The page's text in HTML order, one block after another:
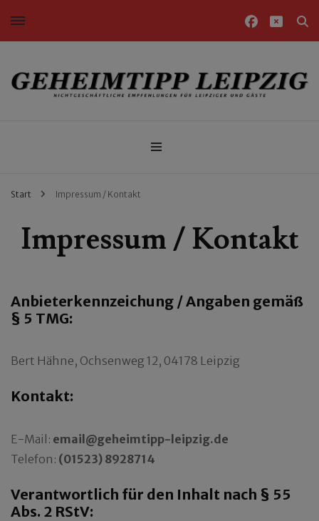
Nichtgeschäftliche Empfehlungen für Leipziger und Gäste
Start Impressum / Kontakt
Impressum / Kontakt
Anbieterkennzeichung / Angaben gemäß
§ 5 TMG:
Bert Hähne, Ochsenweg 12, 04178 Leipzig
Kontakt:
E-Mail: email@geheimtipp-leipzig.de
Telefon: (01523) 8928714
Verantwortlich für den Inhalt nach § 55
Abs. 2 RStV: